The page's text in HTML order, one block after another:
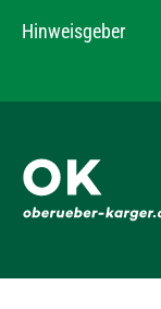
Hinweisgeber